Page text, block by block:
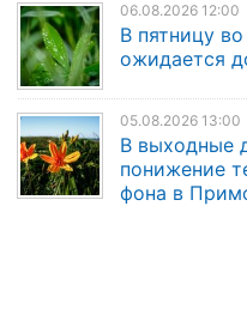
06.08.2026 12:00
В пятницу
ожидается
05.08.2026 13:00
В выходные
понижение
фона в